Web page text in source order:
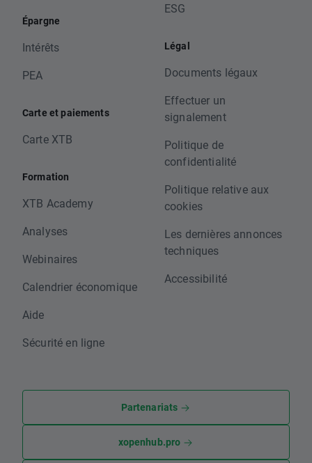
Épargne
Intérêts
PEA
Carte et paiements
Carte XTB
Formation
XTB Academy
Analyses
Webinaires
Calendrier économique
Aide
Sécurité en ligne
ESG
Légal
Documents légaux
Effectuer un
signalement
Politique de
confidentialité
Politique relative aux
cookies
Les dernières annonces
techniques
Accessibilité
Partenariats
xopenhub.pro